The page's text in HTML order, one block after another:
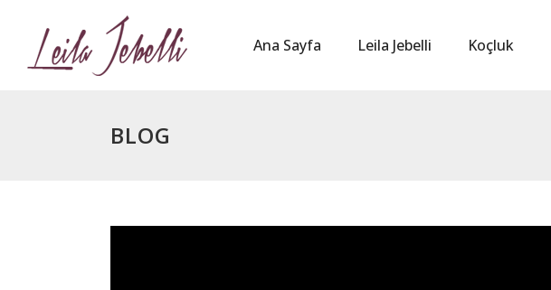
Ana Sayfa Leila Jebelli Koçluk
BLOG